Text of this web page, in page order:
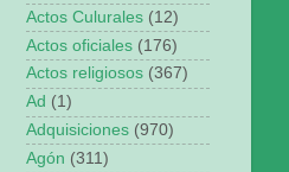
Actos Culurales (12)
Actos oficiales (176)
Actos religiosos (367)
Ad (1)
Adquisiciones (970)
Agón (311)